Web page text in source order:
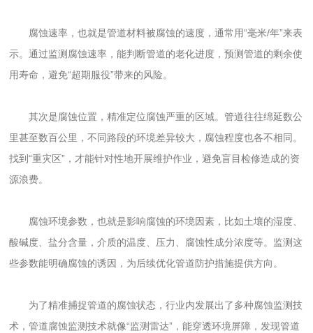
腐蚀速率，也就是管道材料被腐蚀的速度，通常用“毫米/年”来表
示。通过监测腐蚀速率，能判断管道的老化进度，预测管道的剩余使
用寿命，避免“超期服役”带来的风险。
其次是腐蚀位置，精准定位腐蚀严重的区域。管道往往绵延数公
里甚至数百公里，不同路段的环境差异较大，腐蚀程度也各不相同。
找到“重灾区”，才能针对性地开展维护作业，避免盲目检修造成的资
源浪费。
腐蚀环境参数，也就是影响腐蚀的环境因素，比如土壤的湿度、
酸碱度、盐分含量，介质的温度、压力、腐蚀性成分浓度等。监测这
些参数能明确腐蚀的诱因，为后续优化管道防护措施提供方向。
为了精准捕捉管道的腐蚀状态，行业内发展出了多种腐蚀监测技
术，管道腐蚀监测技术就像“监测雷达”，能穿透环境屏障，发现管道